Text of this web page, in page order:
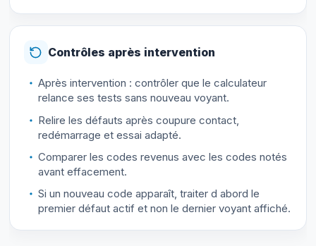
Contrôles après intervention
Après intervention : contrôler que le calculateur
relance ses tests sans nouveau voyant.
Relire les défauts après coupure contact,
redémarrage et essai adapté.
Comparer les codes revenus avec les codes notés
avant effacement.
Si un nouveau code apparaît, traiter d abord le
premier défaut actif et non le dernier voyant affiché.